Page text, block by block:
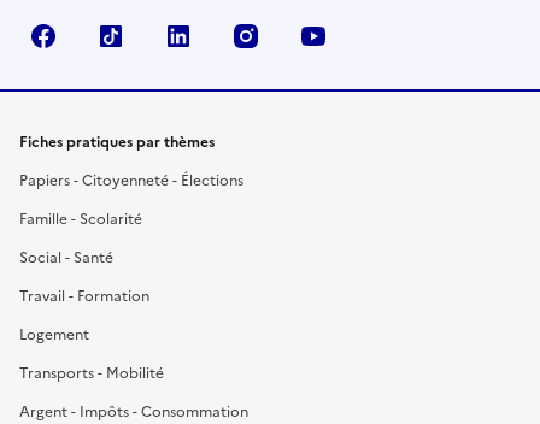
FacebookTikTok LinkedIn Instagram
Fiches pratiques par thèmes
Papiers - Citoyenneté - Élections
Famille - Scolarité
Social - Santé
Travail - Formation
Logement
Transports - Mobilité
Argent - Impôts - Consommation